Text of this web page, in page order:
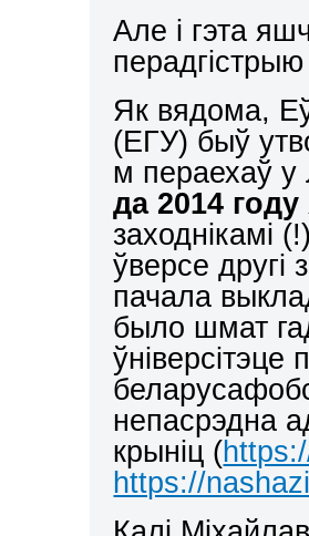
Але і гэта
Як вядома,
(ЕГУ) быў
м пераехаў у
да 2014 году
заходнікамі
ўверсе другі
пачала
было шмат
непасрэдна
крыніц (
https://